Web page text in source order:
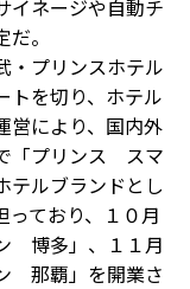
イネージや自動チ
だ。
・プリンスホテル
トを切り、ホテル
営により、国内外
「プリンス スマ
ルブランドとし
ており、１０月
博多」、１１月
那覇」を開業さ